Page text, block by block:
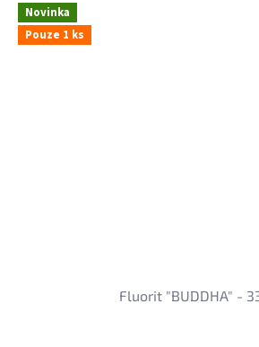
Novinka
Pouze 1 ks
Fluorit "BUDDHA" -